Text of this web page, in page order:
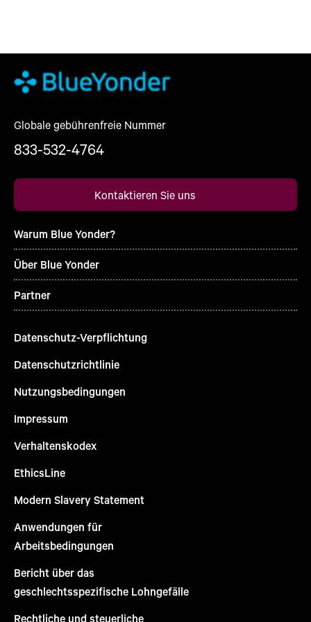
Globale gebührenfreie Nummer
833-532-4764
Kontaktieren Sie uns
Warum Blue Yonder?
Über Blue Yonder
Partner
Datenschutz-Verpflichtung
Datenschutzrichtlinie
Nutzungsbedingungen
Impressum
Verhaltenskodex
EthicsLine
Modern Slavery Statement
Anwendungen für
Arbeitsbedingungen
Bericht über das
geschlechtsspezifische Lohngefälle
Rechtliche und steuerliche